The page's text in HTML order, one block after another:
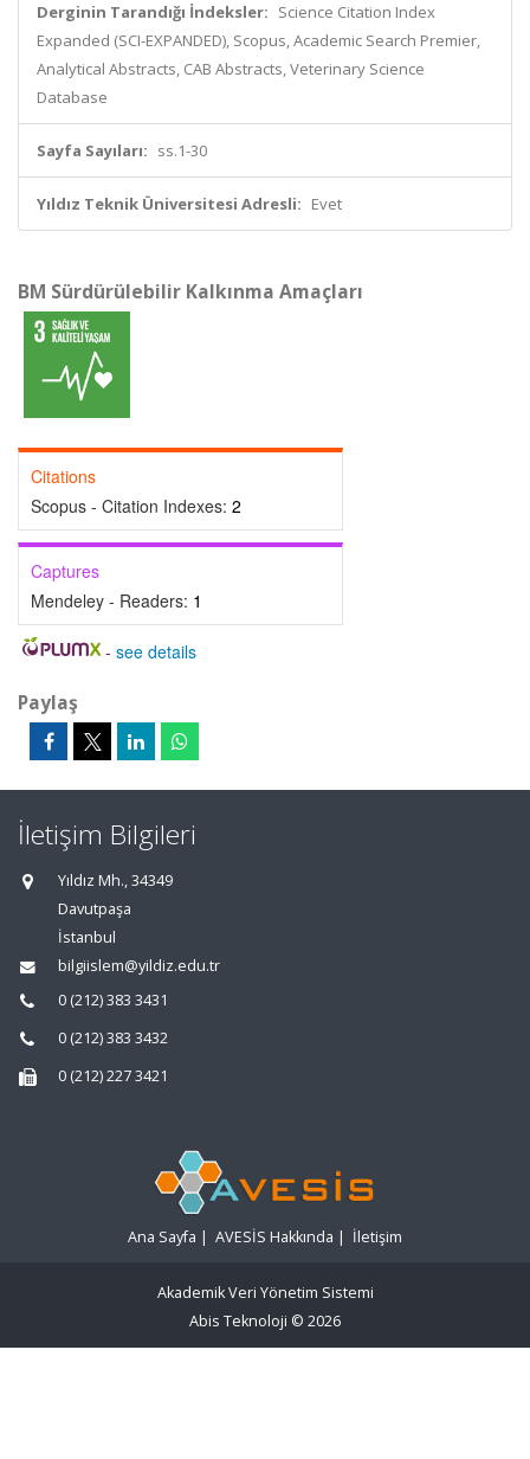
Derginin Tarandığı İndeksler: Science Citation Index
Expanded (SCI-EXPANDED), Scopus, Academic Search Premier,
Analytical Abstracts, CAB Abstracts, Veterinary Science
Database
Sayfa Sayıları: ss.1-30
Yıldız Teknik Üniversitesi Adresli: Evet
BM Sürdürülebilir Kalkınma Amaçları
Citations
Scopus - Citation Indexes: 2
Captures
Mendeley - Readers: 1
- see details
Paylaş
İletişim Bilgileri
Yıldız Mh., 34349
Davutpaşa
İstanbul
bilgiislem@yildiz.edu.tr
0 (212) 383 3431
0 (212) 383 3432
0 (212) 227 3421
Ana Sayfa | AVESİS Hakkında | İletişim
Akademik Veri Yönetim Sistemi
Abis Teknoloji © 2026